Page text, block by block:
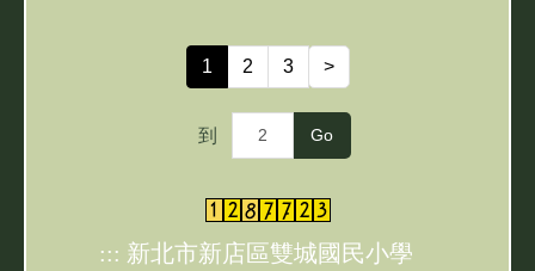
1 2 3 >
到 Go
::: 新北市新店區雙城國民小學